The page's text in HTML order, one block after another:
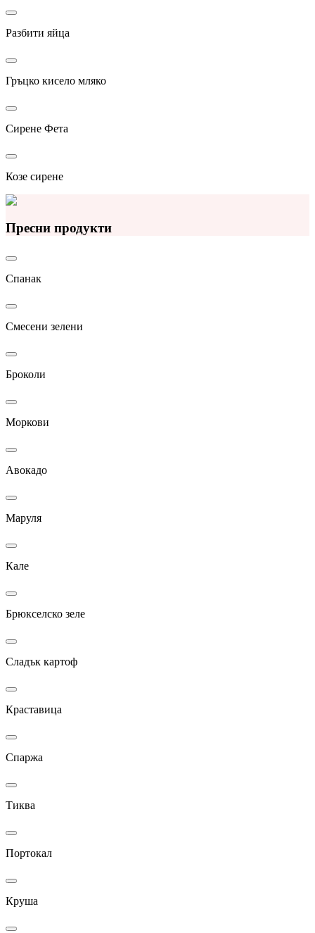
Разбити яйца
Гръцко кисело мляко
Сирене Фета
Козе сирене
Пресни продукти
Спанак
Смесени зелени
Броколи
Моркови
Авокадо
Маруля
Кале
Брюкселско зеле
Сладък картоф
Краставица
Спаржа
Тиква
Портокал
Круша